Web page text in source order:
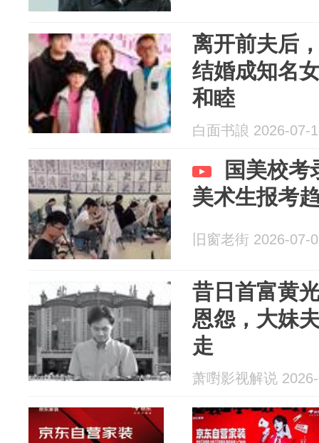
离开前夫后
结婚成知名
和睦
白面书誏 2026-07-
国美校考
美术生报考
旧窗老街 2026-07-
昔日首富黄
恩怨，大妹
走
萧嚉影视解说